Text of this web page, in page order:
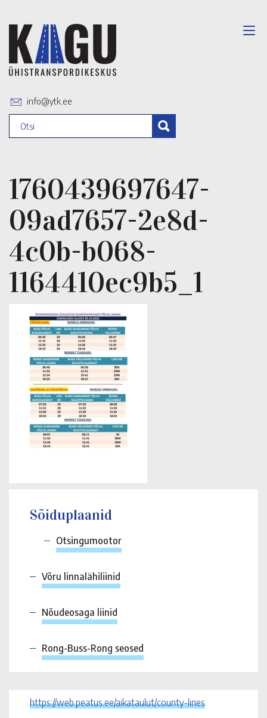
info@ytk.ee
1760439697647-
09ad7657-2e8d-
4c0b-b068-
1164410ec9b5_1
Sõiduplaanid
Otsingumootor
Võru linnalähiliinid
Nõudeosaga liinid
Rong-Buss-Rong seosed
https://web.peatus.ee/aikataulut/county-lines